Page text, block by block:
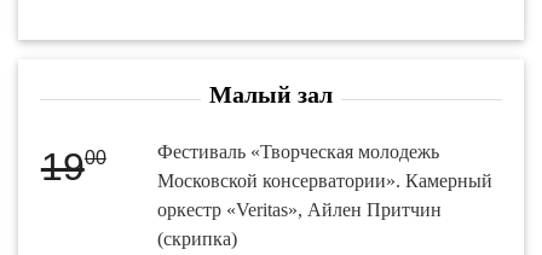
Малый зал
1900
Фестиваль «Творческая молодежь
Московской консерватории». Камерный
оркестр «Veritas», Айлен Притчин
(скрипка)